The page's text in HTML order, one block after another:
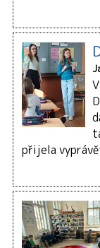
přijela